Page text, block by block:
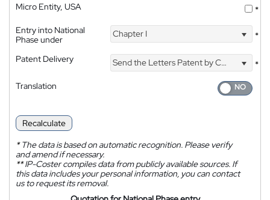
Micro Entity, USA
*
Entry into National
Phase under
Chapter I *
Patent Delivery Send the Letters Patent by Courier
*
Translation
Recalculate
*The data is based on automatic recognition. Please verify
and amend if necessary.
**IP-Coster compiles data from publicly available sources. If
this data includes your personal information, you can contact
us to request its removal.